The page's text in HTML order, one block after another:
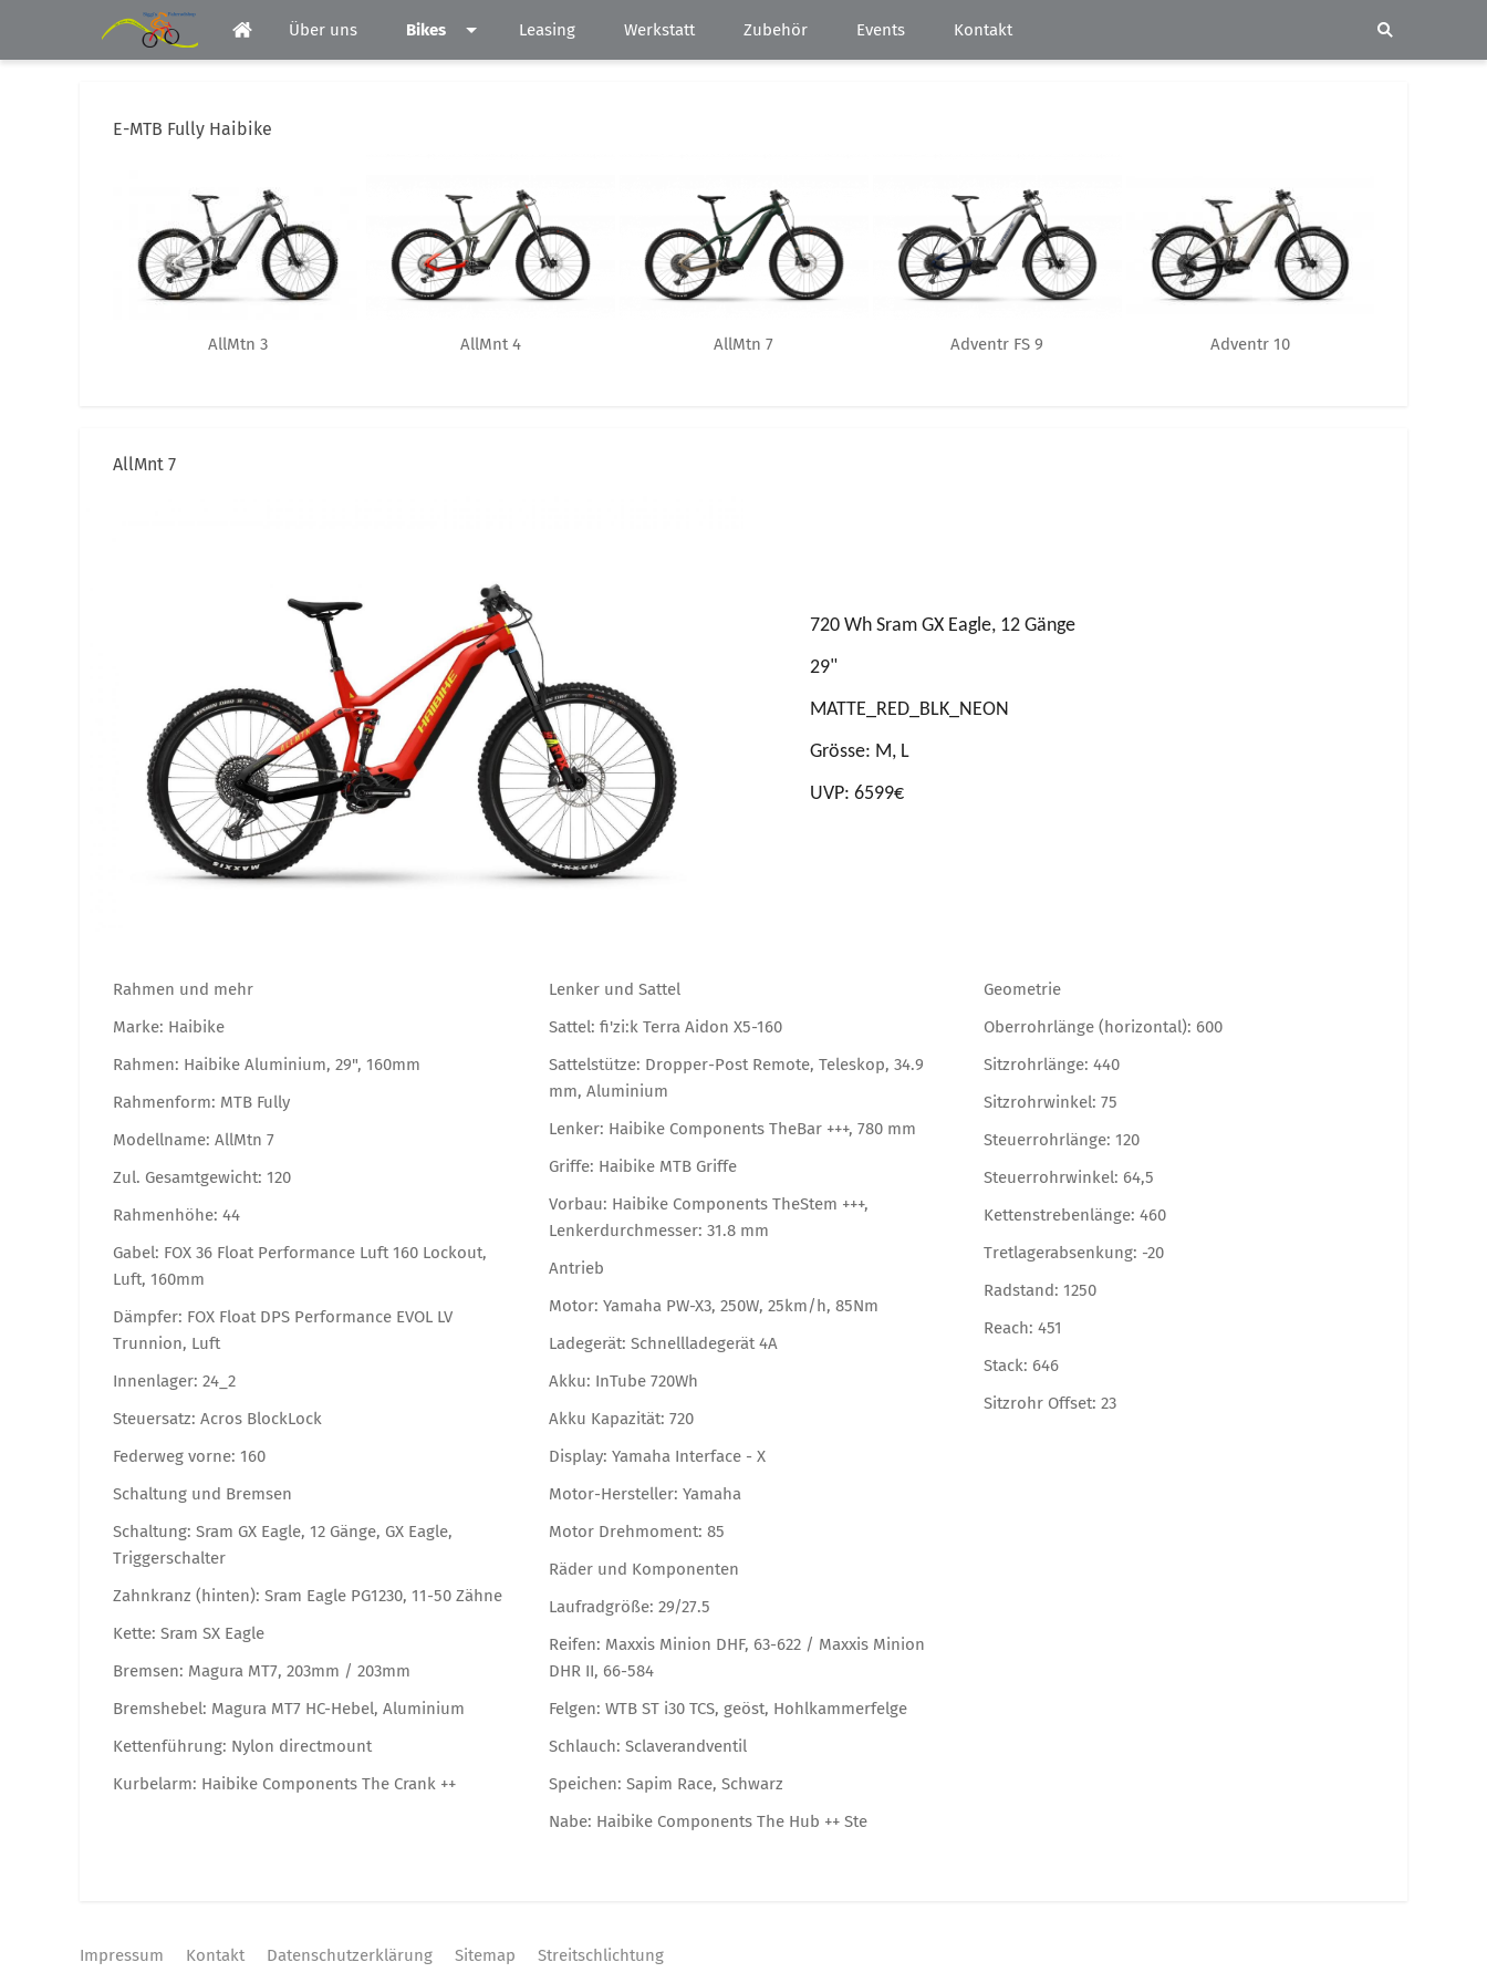
Über uns Bikes Leasing Werkstatt Zubehör Events Kontakt
E-MTB Fully Haibike
AllMtn 3 AllMnt 4 AllMtn 7 Adventr FS 9 Adventr 10
AllMnt 7
720 Wh Sram GX Eagle, 12 Gänge
29"
MATTE_RED_BLK_NEON
Grösse: M, L
UVP: 6599€
Rahmen und mehr
Marke: Haibike
Rahmen: Haibike Aluminium, 29", 160mm
Rahmenform: MTB Fully
Modellname: AllMtn 7
Zul. Gesamtgewicht: 120
Rahmenhöhe: 44
Gabel: FOX 36 Float Performance Luft 160 Lockout,
Luft, 160mm
Dämpfer: FOX Float DPS Performance EVOL LV
Trunnion, Luft
Innenlager: 24_2
Steuersatz: Acros BlockLock
Federweg vorne: 160
Schaltung und Bremsen
Schaltung: Sram GX Eagle, 12 Gänge, GX Eagle,
Triggerschalter
Zahnkranz (hinten): Sram Eagle PG1230, 11-50 Zähne
Kette: Sram SX Eagle
Bremsen: Magura MT7, 203mm / 203mm
Bremshebel: Magura MT7 HC-Hebel, Aluminium
Kettenführung: Nylon directmount
Kurbelarm: Haibike Components The Crank ++
Lenker und Sattel
Sattel: fi'zi:k Terra Aidon X5-160
Sattelstütze: Dropper-Post Remote, Teleskop, 34.9
mm, Aluminium
Lenker: Haibike Components TheBar +++, 780 mm
Griffe: Haibike MTB Griffe
Vorbau: Haibike Components TheStem +++,
Lenkerdurchmesser: 31.8 mm
Antrieb
Motor: Yamaha PW-X3, 250W, 25km/h, 85Nm
Ladegerät: Schnellladegerät 4A
Akku: InTube 720Wh
Akku Kapazität: 720
Display: Yamaha Interface - X
Motor-Hersteller: Yamaha
Motor Drehmoment: 85
Räder und Komponenten
Laufradgröße: 29/27.5
Reifen: Maxxis Minion DHF, 63-622 / Maxxis Minion
DHR II, 66-584
Felgen: WTB ST i30 TCS, geöst, Hohlkammerfelge
Schlauch: Sclaverandventil
Speichen: Sapim Race, Schwarz
Nabe: Haibike Components The Hub ++ Ste
Geometrie
Oberrohrlänge (horizontal): 600
Sitzrohrlänge: 440
Sitzrohrwinkel: 75
Steuerrohrlänge: 120
Steuerrohrwinkel: 64,5
Kettenstrebenlänge: 460
Tretlagerabsenkung: -20
Radstand: 1250
Reach: 451
Stack: 646
Sitzrohr Offset: 23
Impressum Kontakt Datenschutzerklärung Sitemap Streitschlichtung